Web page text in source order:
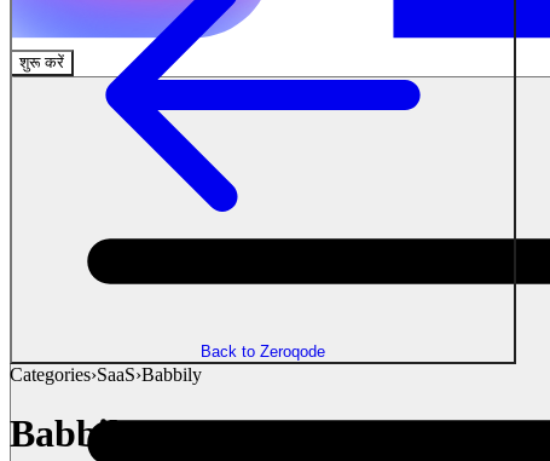
शुरू करें
Back to Zeroqode
Categories›SaaS›Babbily
Babbily